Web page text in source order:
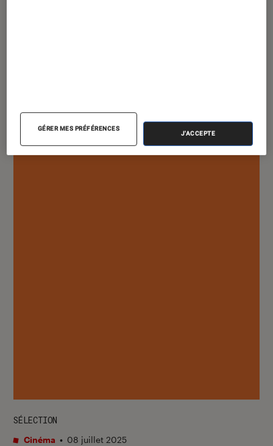
à l’aise ?
SÉLECTION
Cinéma • 08 juillet 2025
GÉRER MES PRÉFÉRENCES
J'ACCEPTE